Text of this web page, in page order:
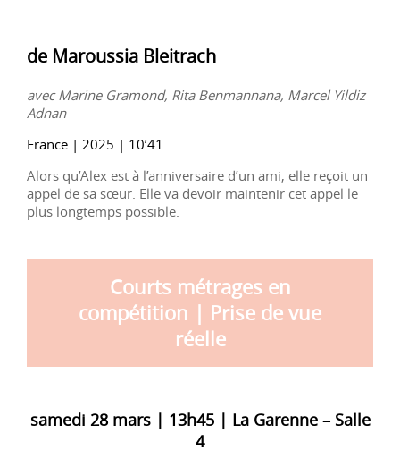
de Maroussia Bleitrach
avec Marine Gramond, Rita Benmannana, Marcel Yildiz
Adnan
France | 2025 | 10’41
Alors qu’Alex est à l’anniversaire d’un ami, elle reçoit un
appel de sa sœur. Elle va devoir maintenir cet appel le
plus longtemps possible.
Courts métrages en
compétition | Prise de vue
réelle
samedi 28 mars | 13h45 | La Garenne – Salle
4